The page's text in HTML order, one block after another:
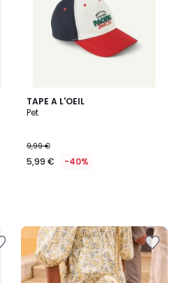
TAPE A L'OEIL
Pet
9,99 €
5,99 € -40%